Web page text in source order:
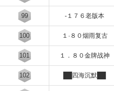
99 -１７６老版本
100 １·８０烟雨复古
101 １．８０金牌战神
102 ██四海沉默██